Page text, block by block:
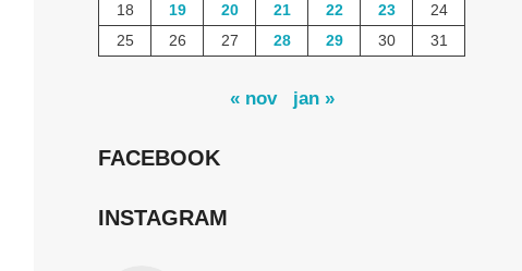
18
19 20 21 22 23
24
25
26 27 28 29 30 31
« nov jan »
FACEBOOK
INSTAGRAM